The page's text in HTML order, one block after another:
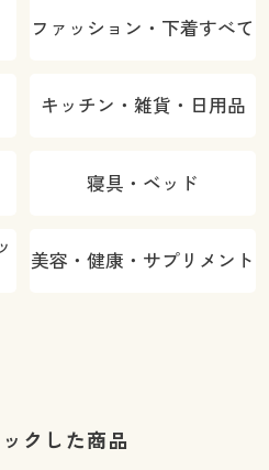
ファッション・下着すべて
キッチン・雑貨・日用品
寝具・ベッド
美容・健康・サプリメント
クした商品